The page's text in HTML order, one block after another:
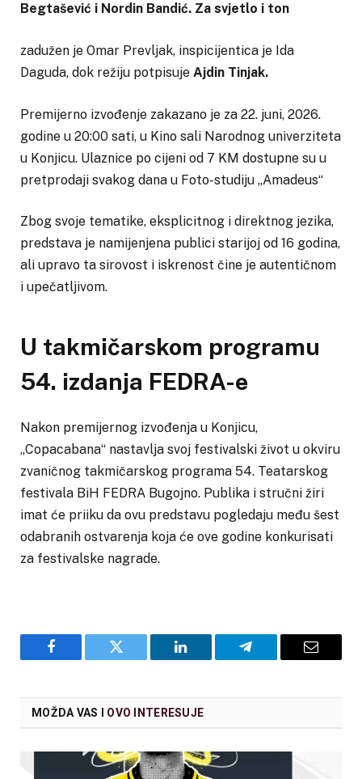
Begtašević i Nordin Bandić. Za svjetlo i ton
zadužen je Omar Prevljak, inspicijentica je Ida
Daguda, dok režiju potpisuje Ajdin Tinjak.
Premijerno izvođenje zakazano je za 22. juni, 2026.
godine u 20:00 sati, u Kino sali Narodnog univerziteta
u Konjicu. Ulaznice po cijeni od 7 KM dostupne su u
pretprodaji svakog dana u Foto-studiju „Amadeus“
Zbog svoje tematike, eksplicitnog i direktnog jezika,
predstava je namijenjena publici starijoj od 16 godina,
ali upravo ta sirovost i iskrenost čine je autentičnom
i upečatljivom.
U takmičarskom programu
54. izdanja FEDRA-e
Nakon premijernog izvođenja u Konjicu,
„Copacabana“ nastavlja svoj festivalski život u okviru
zvaničnog takmičarskog programa 54. Teatarskog
festivala BiH FEDRA Bugojno. Publika i stručni žiri
imat će priiku da ovu predstavu pogledaju među šest
odabranih ostvarenja koja će ove godine konkurisati
za festivalske nagrade.
Facebook Twitter LinkedIn Telegram Email
MOŽDA VAS I OVO INTERESUJE